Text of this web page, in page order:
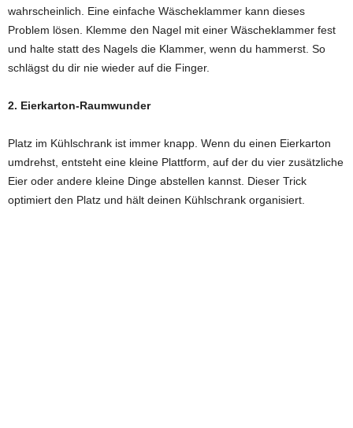
wahrscheinlich. Eine einfache Wäscheklammer kann dieses
Problem lösen. Klemme den Nagel mit einer Wäscheklammer fest
und halte statt des Nagels die Klammer, wenn du hammerst. So
schlägst du dir nie wieder auf die Finger.
2. Eierkarton-Raumwunder
Platz im Kühlschrank ist immer knapp. Wenn du einen Eierkarton
umdrehst, entsteht eine kleine Plattform, auf der du vier zusätzliche
Eier oder andere kleine Dinge abstellen kannst. Dieser Trick
optimiert den Platz und hält deinen Kühlschrank organisiert.